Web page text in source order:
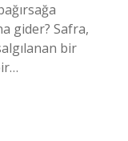
gider? Safra,
bir